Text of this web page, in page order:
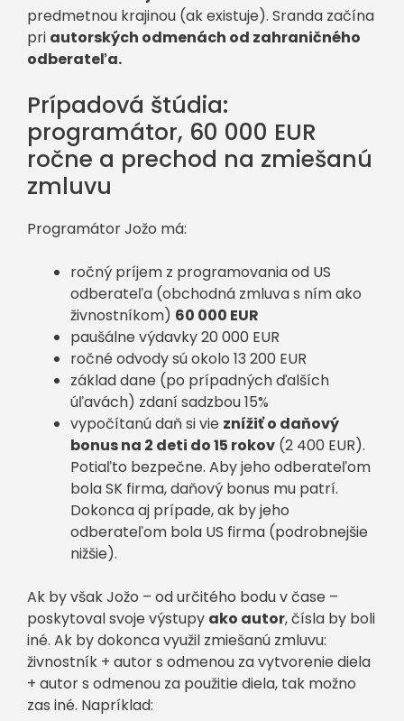
predmetnou krajinou (ak existuje). Sranda začína
pri autorských odmenách od zahraničného
odberateľa.
Prípadová štúdia:
programátor, 60 000 EUR
ročne a prechod na zmiešanú
zmluvu
Programátor Jožo má:
ročný príjem z programovania od US
odberateľa (obchodná zmluva s ním ako
živnostníkom) 60 000 EUR
paušálne výdavky 20 000 EUR
ročné odvody sú okolo 13 200 EUR
základ dane (po prípadných ďalších
úľavách) zdaní sadzbou 15%
vypočítanú daň si vie znížiť o daňový
bonus na 2 deti do 15 rokov (2 400 EUR).
Potiaľto bezpečne. Aby jeho odberateľom
bola SK firma, daňový bonus mu patrí.
Dokonca aj prípade, ak by jeho
odberateľom bola US firma (podrobnejšie
nižšie).
Ak by však Jožo – od určitého bodu v čase –
poskytoval svoje výstupy ako autor, čísla by boli
iné. Ak by dokonca využil zmiešanú zmluvu:
živnostník + autor s odmenou za vytvorenie diela
+ autor s odmenou za použitie diela, tak možno
zas iné. Napríklad: